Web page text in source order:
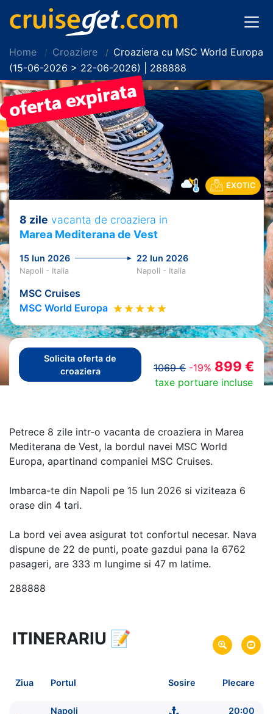
Home Croaziere
Croaziera cu MSC World Europa
(15-06-2026 > 22-06-2026) | 288888
PRET REDUS!
EXOTIC
8 zile vacanta de croaziera in
Marea Mediterana de Vest
15 Iun 2026 22 Iun 2026
Napoli - Italia Napoli - Italia
MSC Cruises
MSC World Europa
Solicita oferta de
croaziera
1069 € -19% 899 €
taxe portuare incluse
Petrece 8 zile intr-o vacanta de croaziera in Marea
Mediterana de Vest, la bordul navei MSC World
Europa, apartinand companiei MSC Cruises.
Imbarca-te din Napoli pe 15 Iun 2026 si viziteaza 6
orase din 4 tari.
La bord vei avea asigurat tot confortul necesar. Nava
dispune de 22 de punti, poate gazdui pana la 6762
pasageri, are 333 m lungime si 47 m latime.
288888
8 zile vacanta de croaziera in
Marea Mediterana de Vest -
Plecare pe 15 Iun 2026 din Napoli, Italia
ITINERARIU 📝
Ziua Portul Sosire Plecare
Napoli
20:00